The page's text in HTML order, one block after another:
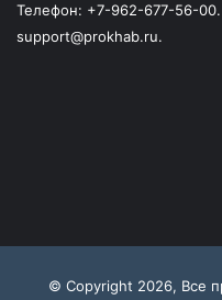
Телефон: +7-962-677-56-
support@prokhab.ru.
© Copyright 2026, Все